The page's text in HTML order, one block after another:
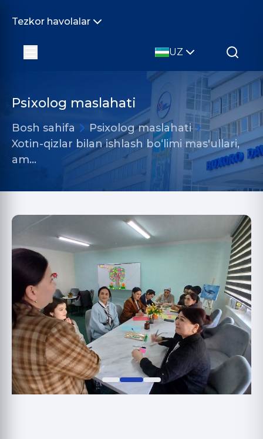
Tezkor havolalar
UZ
Psixolog maslahati
Bosh sahifa
Psixolog maslahati
Xotin-qizlar bilan ishlash bo‘limi mas'ullari,
am…